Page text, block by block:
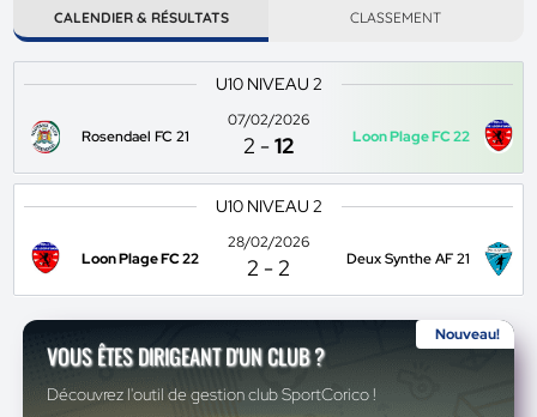
CALENDIER & RÉSULTATS CLASSEMENT
U10 NIVEAU 2
Rosendael FC 21
07/02/2026
2 -12 Loon Plage FC 22
U10 NIVEAU 2
Loon Plage FC 22
28/02/2026
2 -2 Deux Synthe AF 21
Nouveau!
VOUS ÊTES DIRIGEANT D'UN CLUB ?
Découvrez l'outil de gestion club SportCorico !